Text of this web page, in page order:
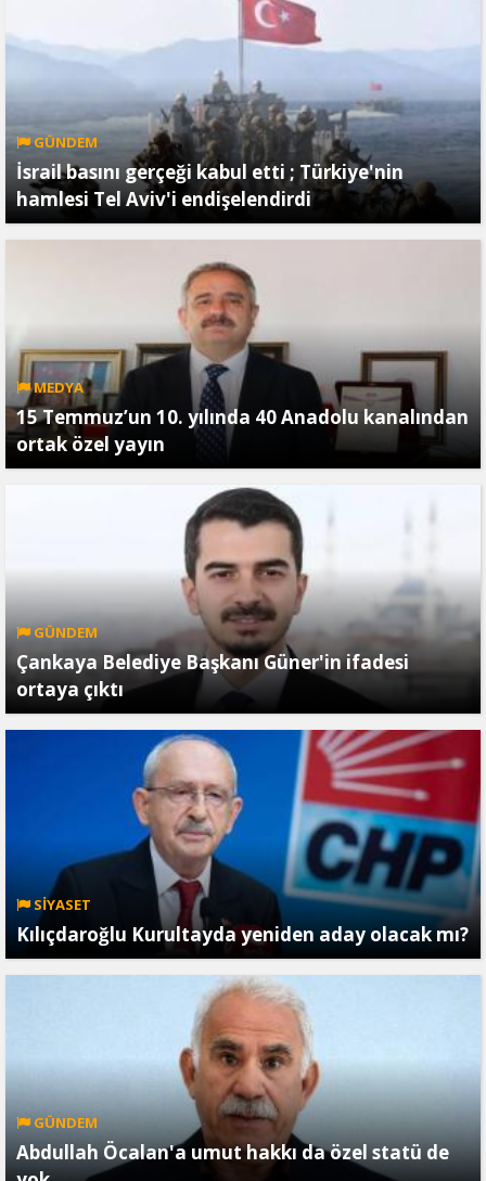
GÜNDEM
İsrail basını gerçeği kabul etti ; Türkiye'nin
hamlesi Tel Aviv'i endişelendirdi
MEDYA
15 Temmuz’un 10. yılında 40 Anadolu kanalından
ortak özel yayın
GÜNDEM
Çankaya Belediye Başkanı Güner'in ifadesi
ortaya çıktı
SİYASET
Kılıçdaroğlu Kurultayda yeniden aday olacak mı?
GÜNDEM
Abdullah Öcalan'a umut hakkı da özel statü de